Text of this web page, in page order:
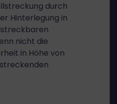
durch
Hinterlegung in
nicht die
in Höhe von